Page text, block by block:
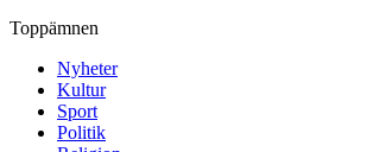
Toppämnen
Nyheter
Kultur
Sport
Politik